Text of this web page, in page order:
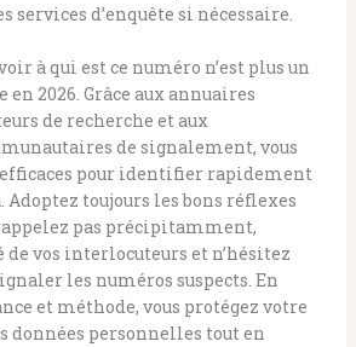
services d’enquête si nécessaire.
à qui est ce numéro n’est plus un
2026. Grâce aux annuaires
de recherche et aux
de signalement, vous
efficaces pour identifier rapidement
toujours les bons réflexes
pas précipitamment,
vos interlocuteurs et n’hésitez
les numéros suspects. En
et méthode, vous protégez votre
personnelles tout en